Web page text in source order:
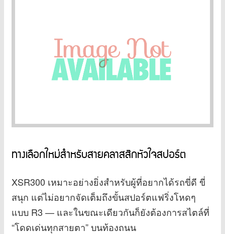
ทางเลือกใหม่สำหรับสายคลาสสิกหัวใจสปอร์ต
XSR300 เหมาะอย่างยิ่งสำหรับผู้ที่อยากได้รถขี่ดี ขี่
สนุก แต่ไม่อยากจัดเต็มถึงขั้นสปอร์ตแฟริ่งโหดๆ
แบบ R3 — และในขณะเดียวกันก็ยังต้องการสไตล์ที่
“โดดเด่นทุกสายตา” บนท้องถนน